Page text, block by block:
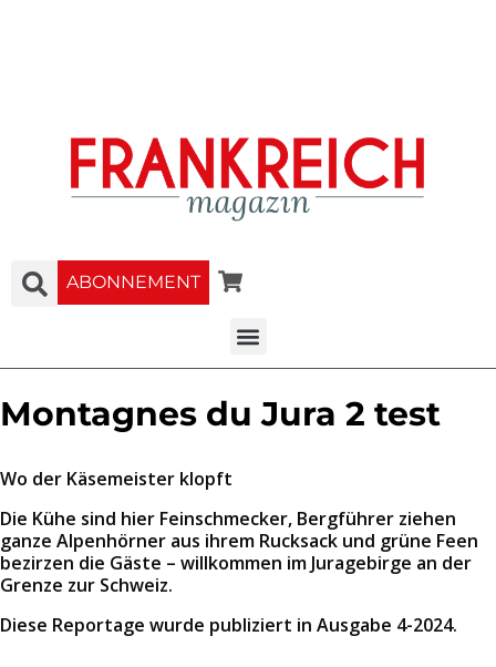
ABONNEMENT
Montagnes du Jura 2 test
Wo der Käsemeister klopft
Die Kühe sind hier Feinschmecker, Bergführer ziehen
ganze Alpenhörner aus ihrem Rucksack und grüne Feen
bezirzen die Gäste – willkommen im Juragebirge an der
Grenze zur Schweiz.
Diese Reportage wurde publiziert in Ausgabe 4-2024.